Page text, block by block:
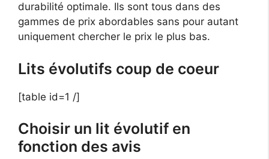
durabilité optimale. Ils sont tous dans des
gammes de prix abordables sans pour autant
uniquement chercher le prix le plus bas.
Lits évolutifs coup de coeur
[table id=1 /]
Choisir un lit évolutif en
fonction des avis